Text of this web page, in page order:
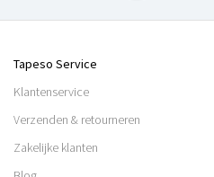
Tapeso Service
Klantenservice
Verzenden & retourneren
Zakelijke klanten